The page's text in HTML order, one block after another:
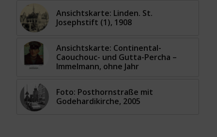
Ansichtskarte: Linden. St.
Josephstift (1), 1908
Ansichtskarte: Continental-
Caouchouc- und Gutta-Percha –
Immelmann, ohne Jahr
Foto: Posthornstraße mit
Godehardikirche, 2005